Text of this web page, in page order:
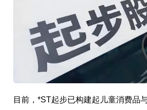
目前，*ST起步已构建起儿童消费品